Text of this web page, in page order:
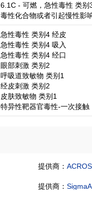
6.1C - 可燃，急性毒性 类别
毒性化合物或者引起慢性影
急性毒性 类别4 经皮
急性毒性 类别4 吸入
急性毒性 类别4 经口
眼部刺激 类别2
呼吸道致敏物 类别1
经皮刺激 类别2
皮肤致敏物 类别1
特异性靶器官毒性-一次接触
提供商： ACROS
提供商：